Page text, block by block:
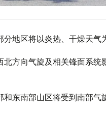
地区将以炎热、干燥天气
方向气旋及相关锋面系统
东南部山区将受到南部气